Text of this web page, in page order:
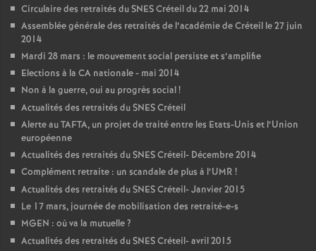
Circulaire des retraités duSNESCréteil du 22 mai 2014
Assemblée générale des retraités de l’académie de Créteil le 27 juin
2014
Mardi 28 mars : le mouvement social persiste et s’amplifie
Elections à la CA nationale - mai 2014
Non à la guerre, oui au progrès social!
Actualités des retraités duSNESCréteil
Alerte auTAFTA, un projet de traité entre les Etats-Unis et l’Union
européenne
Actualités des retraités duSNESCréteil- Décembre 2014
Complément retraite : un scandale de plus à l’UMR !
Actualités des retraités duSNESCréteil- Janvier 2015
Le 17 mars, journée de mobilisation des retraité-e-s
MGEN : où va la mutuelle?
Actualités des retraités duSNESCréteil- avril 2015